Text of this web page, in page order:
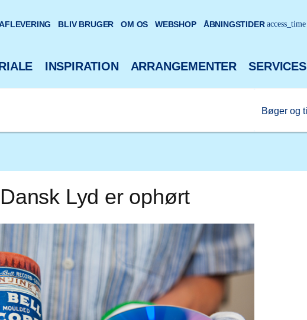
INSPIRATION ARRANGEMENTER SERVICES
BLIV BRUGER OM OS WEBSHOP ÅBNINGSTIDER access_time
Lyd er ophørt